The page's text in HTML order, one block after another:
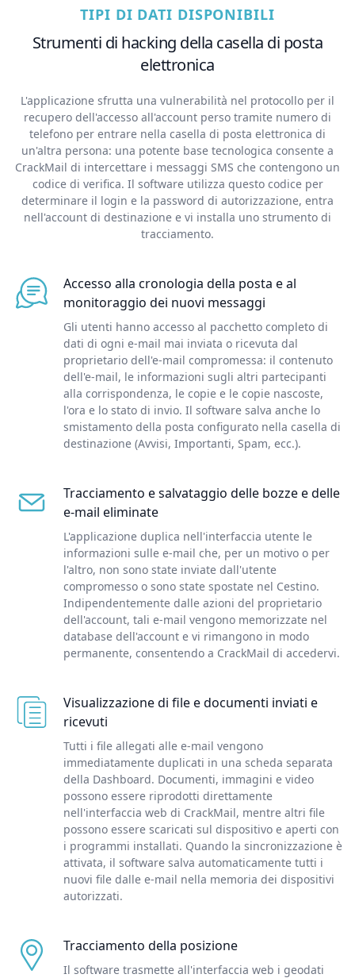
TIPI DI DATI DISPONIBILI
Strumenti di hacking della casella di posta
elettronica
L'applicazione sfrutta una vulnerabilità nel protocollo per il
recupero dell'accesso all'account perso tramite numero di
telefono per entrare nella casella di posta elettronica di
un'altra persona: una potente base tecnologica consente a
CrackMail di intercettare i messaggi SMS che contengono un
codice di verifica. Il software utilizza questo codice per
determinare il login e la password di autorizzazione, entra
nell'account di destinazione e vi installa uno strumento di
tracciamento.
Accesso alla cronologia della posta e al
monitoraggio dei nuovi messaggi
Gli utenti hanno accesso al pacchetto completo di
dati di ogni e-mail mai inviata o ricevuta dal
proprietario dell'e-mail compromessa: il contenuto
dell'e-mail, le informazioni sugli altri partecipanti
alla corrispondenza, le copie e le copie nascoste,
l'ora e lo stato di invio. Il software salva anche lo
smistamento della posta configurato nella casella di
destinazione (Avvisi, Importanti, Spam, ecc.).
Tracciamento e salvataggio delle bozze e delle
e-mail eliminate
L'applicazione duplica nell'interfaccia utente le
informazioni sulle e-mail che, per un motivo o per
l'altro, non sono state inviate dall'utente
compromesso o sono state spostate nel Cestino.
Indipendentemente dalle azioni del proprietario
dell'account, tali e-mail vengono memorizzate nel
database dell'account e vi rimangono in modo
permanente, consentendo a CrackMail di accedervi.
Visualizzazione di file e documenti inviati e
ricevuti
Tutti i file allegati alle e-mail vengono
immediatamente duplicati in una scheda separata
della Dashboard. Documenti, immagini e video
possono essere riprodotti direttamente
nell'interfaccia web di CrackMail, mentre altri file
possono essere scaricati sul dispositivo e aperti con
i programmi installati. Quando la sincronizzazione è
attivata, il software salva automaticamente tutti i
nuovi file dalle e-mail nella memoria dei dispositivi
autorizzati.
Tracciamento della posizione
Il software trasmette all'interfaccia web i geodati